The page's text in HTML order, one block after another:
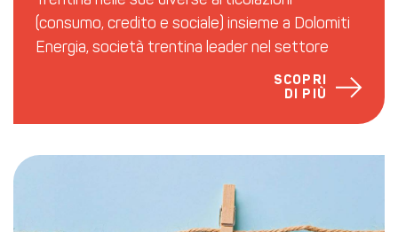
(consumo, credito e sociale) insieme a Dolomiti
Energia, società trentina leader nel settore
SCOPRI
DI PIÙ